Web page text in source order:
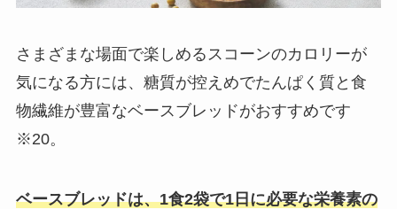
さまざまな場面で楽しめるスコーンのカロリーが
気になる方には、糖質が控えめでたんぱく質と食
物繊維が豊富なベースブレッドがおすすめです
※20。
ベースブレッドは、1食2袋で1日に必要な栄養素の